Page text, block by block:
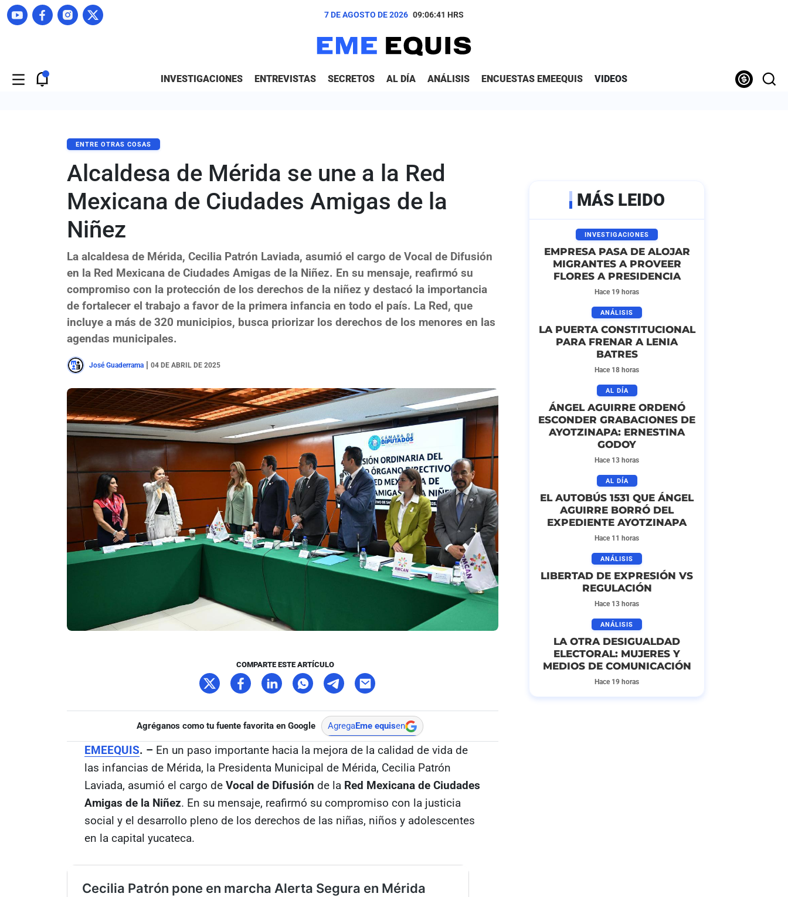
7 DE AGOSTO DE 2026 09:06:42 HRS
INVESTIGACIONES ENTREVISTAS SECRETOS AL DÍA ANÁLISIS ENCUESTAS EMEEQUIS VIDEOS
ENTRE OTRAS COSAS
Alcaldesa de Mérida se une a la Red
Mexicana de Ciudades Amigas de la
Niñez
La alcaldesa de Mérida, Cecilia Patrón Laviada, asumió el cargo de Vocal de Difusión
en la Red Mexicana de Ciudades Amigas de la Niñez. En su mensaje, reafirmó su
compromiso con la protección de los derechos de la niñez y destacó la importancia
de fortalecer el trabajo a favor de la primera infancia en todo el país. La Red, que
incluye a más de 320 municipios, busca priorizar los derechos de los menores en las
agendas municipales.
José Guaderrama 04 DE ABRIL DE 2025
COMPARTE ESTE ARTÍCULO
Agréganos como tu fuente favorita en Google AgregaEme equisen
EMEEQUIS. – En un paso importante hacia la mejora de la calidad de vida de
las infancias de Mérida, la Presidenta Municipal de Mérida, Cecilia Patrón
Laviada, asumió el cargo de Vocal de Difusión de la Red Mexicana de Ciudades
Amigas de la Niñez. En su mensaje, reafirmó su compromiso con la justicia
social y el desarrollo pleno de los derechos de las niñas, niños y adolescentes
en la capital yucateca.
MÁS LEIDO
INVESTIGACIONES
EMPRESA PASA DE ALOJAR
MIGRANTES A PROVEER
FLORES A PRESIDENCIA
Hace 19 horas
ANÁLISIS
LA PUERTA CONSTITUCIONAL
PARA FRENAR A LENIA
BATRES
Hace 18 horas
AL DÍA
ÁNGEL AGUIRRE ORDENÓ
ESCONDER GRABACIONES DE
AYOTZINAPA: ERNESTINA
GODOY
Hace 13 horas
AL DÍA
EL AUTOBÚS 1531 QUE ÁNGEL
AGUIRRE BORRÓ DEL
EXPEDIENTE AYOTZINAPA
Hace 11 horas
ANÁLISIS
LIBERTAD DE EXPRESIÓN VS
REGULACIÓN
Hace 13 horas
ANÁLISIS
LA OTRA DESIGUALDAD
ELECTORAL: MUJERES Y
MEDIOS DE COMUNICACIÓN
Hace 19 horas